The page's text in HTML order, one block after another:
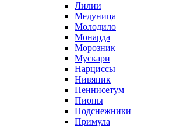
Лилии
Медуница
Молодило
Монарда
Морозник
Мускари
Нарциссы
Нивяник
Пеннисетум
Пионы
Подснежники
Примула